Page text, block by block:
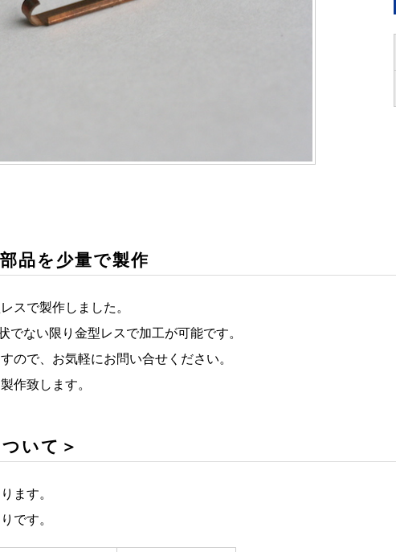
品を少量で製作
スで製作しました。
でない限り金型レスで加工が可能です。
ので、お気軽にお問い合せください。
作致します。
いて＞
ます。
です。